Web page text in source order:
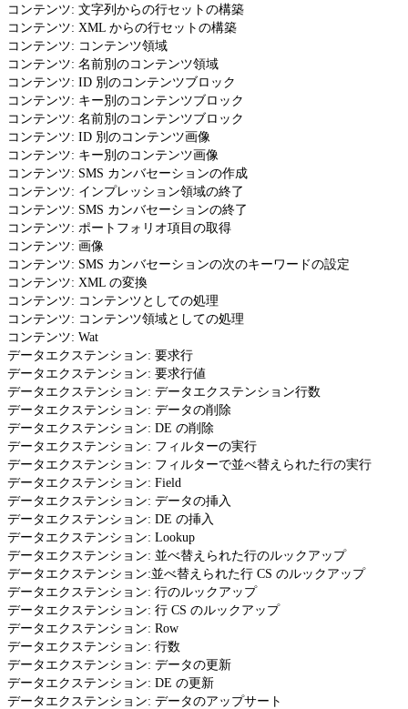
コンテンツ: 文字列からの行セットの構築
コンテンツ: XML からの行セットの構築
コンテンツ: コンテンツ領域
コンテンツ: 名前別のコンテンツ領域
コンテンツ: ID 別のコンテンツブロック
コンテンツ: キー別のコンテンツブロック
コンテンツ: 名前別のコンテンツブロック
コンテンツ: ID 別のコンテンツ画像
コンテンツ: キー別のコンテンツ画像
コンテンツ: SMS カンバセーションの作成
コンテンツ: インプレッション領域の終了
コンテンツ: SMS カンバセーションの終了
コンテンツ: ポートフォリオ項目の取得
コンテンツ: 画像
コンテンツ: SMS カンバセーションの次のキーワードの設定
コンテンツ: XML の変換
コンテンツ: コンテンツとしての処理
コンテンツ: コンテンツ領域としての処理
コンテンツ: Wat
データエクステンション: 要求行
データエクステンション: 要求行値
データエクステンション: データエクステンション行数
データエクステンション: データの削除
データエクステンション: DE の削除
データエクステンション: フィルターの実行
データエクステンション: フィルターで並べ替えられた行の実行
データエクステンション: Field
データエクステンション: データの挿入
データエクステンション: DE の挿入
データエクステンション: Lookup
データエクステンション: 並べ替えられた行のルックアップ
データエクステンション:並べ替えられた行 CS のルックアップ
データエクステンション: 行のルックアップ
データエクステンション: 行 CS のルックアップ
データエクステンション: Row
データエクステンション: 行数
データエクステンション: データの更新
データエクステンション: DE の更新
データエクステンション: データのアップサート